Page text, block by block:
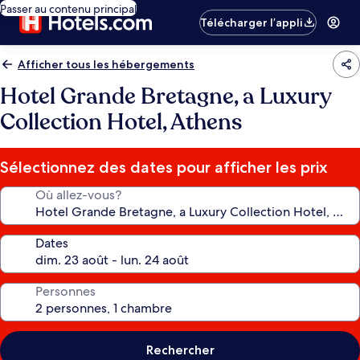
Passer au contenu principal
Télécharger l’appli
Afficher tous les hébergements
Hotel Grande Bretagne, a Luxury
Collection Hotel, Athens
Sélectionnez des dates pour afficher les prix
Où allez-vous?
Dates
Personnes
Rechercher